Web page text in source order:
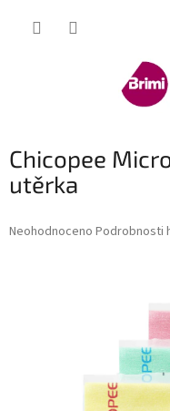
Chicopee
utěrka
Průměrné
Neohodnoceno Podrobnosti